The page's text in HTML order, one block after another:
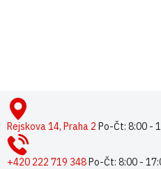
pRejskova 14, Praha 2 Po-Čt: 8:00 -
+420 222 719 348Po-Čt: 8:00 -